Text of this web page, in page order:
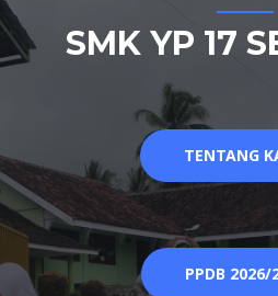
SMK YP 17
TENTANG
PPDB 2026/